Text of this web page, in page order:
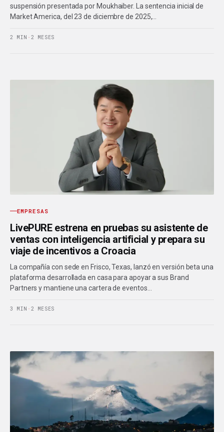
suspensión presentada por Moukhaiber. La sentencia inicial de
Market America, del 23 de diciembre de 2025,…
2 MIN · 2 MESES
EMPRESAS
LivePURE estrena en pruebas su asistente de
ventas con inteligencia artificial y prepara su
viaje de incentivos a Croacia
La compañía con sede en Frisco, Texas, lanzó en versión beta una
plataforma desarrollada en casa para apoyar a sus Brand
Partners y mantiene una cartera de eventos…
3 MIN · 2 MESES